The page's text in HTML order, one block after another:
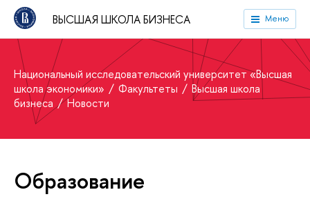
ВЫСШАЯ ШКОЛА БИЗНЕСА Меню
Национальный исследовательский университет «Высшая
школа экономики»
Факультеты
Высшая школа
бизнеса
Новости
Образование